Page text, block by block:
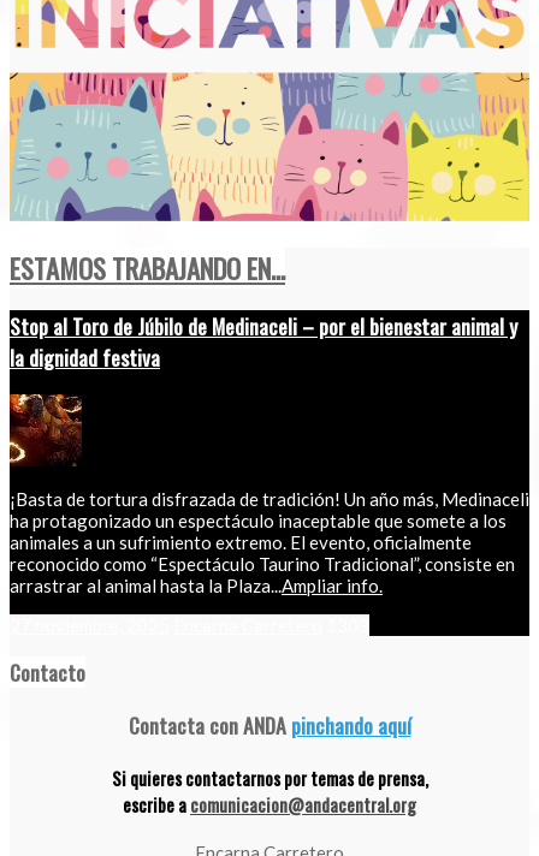
ESTAMOS TRABAJANDO EN...
Stop al Toro de Júbilo de Medinaceli – por el bienestar animal y
la dignidad festiva
¡Basta de tortura disfrazada de tradición! Un año más, Medinaceli
ha protagonizado un espectáculo inaceptable que somete a los
animales a un sufrimiento extremo. El evento, oficialmente
reconocido como “Espectáculo Taurino Tradicional”, consiste en
arrastrar al animal hasta la Plaza...Ampliar info.
Contacto
Contacta con ANDApinchando aquí
Si quieres contactarnos por temas de prensa,
escribe acomunicacion@andacentral.org